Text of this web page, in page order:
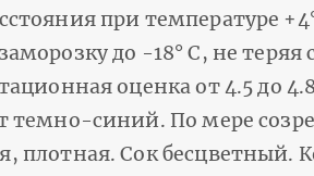
при температуре
до -18° C, не
оценка от 4.5 до
темно-синий. По мере
плотная. Сок бесцветный.